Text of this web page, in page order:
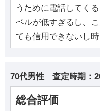
うために電話してく
ベルが低すぎるし、
ても信用できないし時
70代男性 査定時期：
総合評価